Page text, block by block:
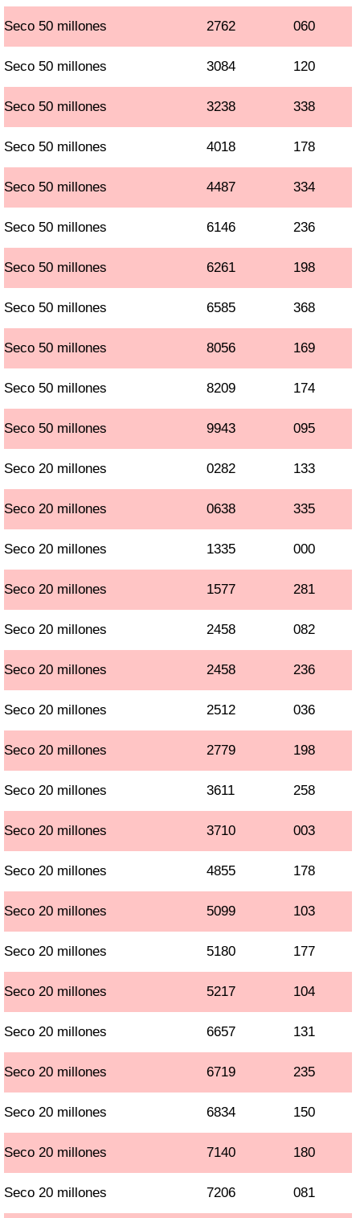
Seco 50 millones 2762 060
Seco 50 millones 3084 120
Seco 50 millones 3238 338
Seco 50 millones 4018 178
Seco 50 millones 4487 334
Seco 50 millones 6146 236
Seco 50 millones 6261 198
Seco 50 millones 6585 368
Seco 50 millones 8056 169
Seco 50 millones 8209 174
Seco 50 millones 9943 095
Seco 20 millones 0282 133
Seco 20 millones 0638 335
Seco 20 millones 1335 000
Seco 20 millones 1577 281
Seco 20 millones 2458 082
Seco 20 millones 2458 236
Seco 20 millones 2512 036
Seco 20 millones 2779 198
Seco 20 millones 3611 258
Seco 20 millones 3710 003
Seco 20 millones 4855 178
Seco 20 millones 5099 103
Seco 20 millones 5180 177
Seco 20 millones 5217 104
Seco 20 millones 6657 131
Seco 20 millones 6719 235
Seco 20 millones 6834 150
Seco 20 millones 7140 180
Seco 20 millones 7206 081